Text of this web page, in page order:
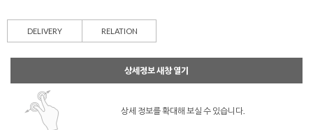
DELIVERY RELATION
상세정보 새창 열기
상세 정보를 확대해 보실 수 있습니다.